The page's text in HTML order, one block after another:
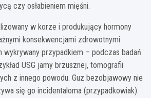
czy osłabieniem mięśni.
w korze i produkujący hormony
konsekwencjami zdrowotnymi.
wykrywany przypadkiem – podczas badań
USG jamy brzusznej, tomografii
z innego powodu. Guz bezobjawowy nie
się go incidentaloma (przypadkowiak).